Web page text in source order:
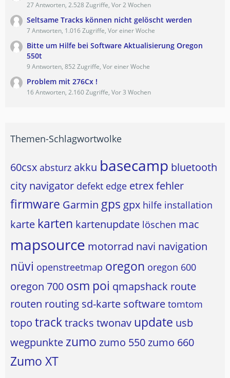
27 Antworten, 2.528 Zugriffe, Vor 2 Wochen
Seltsame Tracks können nicht gelöscht werden
7 Antworten, 1.016 Zugriffe, Vor einer Woche
Bitte um Hilfe bei Software Aktualisierung Oregon
550t
9 Antworten, 852 Zugriffe, Vor einer Woche
Problem mit 276Cx !
16 Antworten, 2.160 Zugriffe, Vor 3 Wochen
Themen-Schlagwortwolke
60csx absturz akku basecamp bluetooth
city navigator defekt edge etrexfehler
firmware Garmin gps gpx hilfe installation
karte karten kartenupdate löschen mac
mapsource motorrad navi navigation
nüvi openstreetmap oregon oregon 600
oregon 700 osm poi qmapshack route
routen routing sd-karte software tomtom
topo tracktracks twonav update usb
wegpunkte zumo zumo 550zumo 660
Zumo XT